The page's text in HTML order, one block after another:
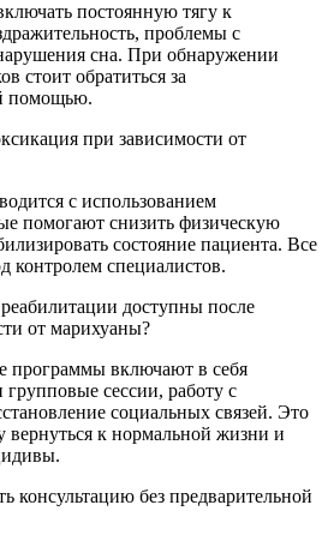
постоянную тягу к
проблемы с
сна. При обнаружении
стоит обратиться за
помощью.
при зависимости от
с использованием
помогают снизить физическую
состояние пациента. Все
контролем специалистов.
доступны после
от марихуаны?
программы включают в себя
сессии, работу с
социальных связей. Это
вернуться к нормальной жизни и
консультацию без предварительной